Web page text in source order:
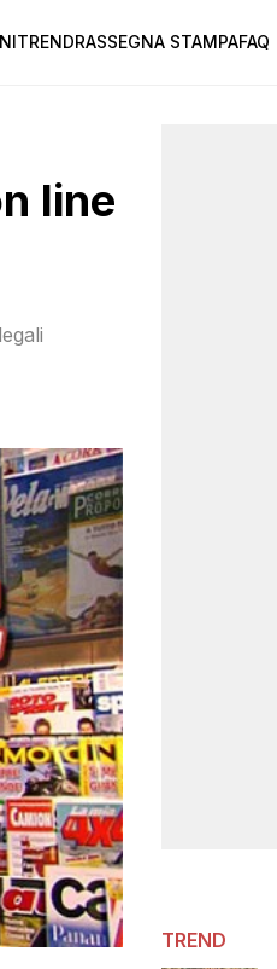
TRENDRASSEGNA STAMPAFAQ
line
TREND